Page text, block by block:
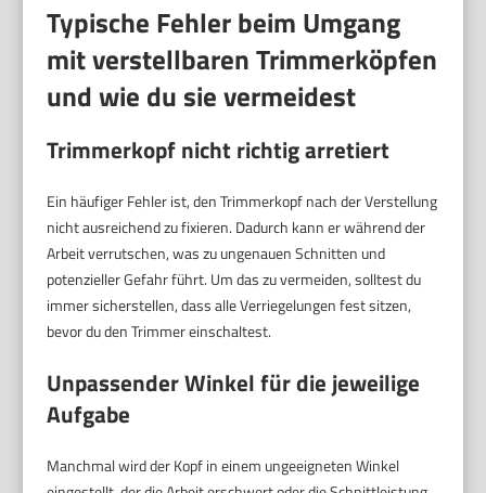
Typische Fehler beim Umgang
mit verstellbaren Trimmerköpfen
und wie du sie vermeidest
Trimmerkopf nicht richtig arretiert
Ein häufiger Fehler ist, den Trimmerkopf nach der Verstellung
nicht ausreichend zu fixieren. Dadurch kann er während der
Arbeit verrutschen, was zu ungenauen Schnitten und
potenzieller Gefahr führt. Um das zu vermeiden, solltest du
immer sicherstellen, dass alle Verriegelungen fest sitzen,
bevor du den Trimmer einschaltest.
Unpassender Winkel für die jeweilige
Aufgabe
Manchmal wird der Kopf in einem ungeeigneten Winkel